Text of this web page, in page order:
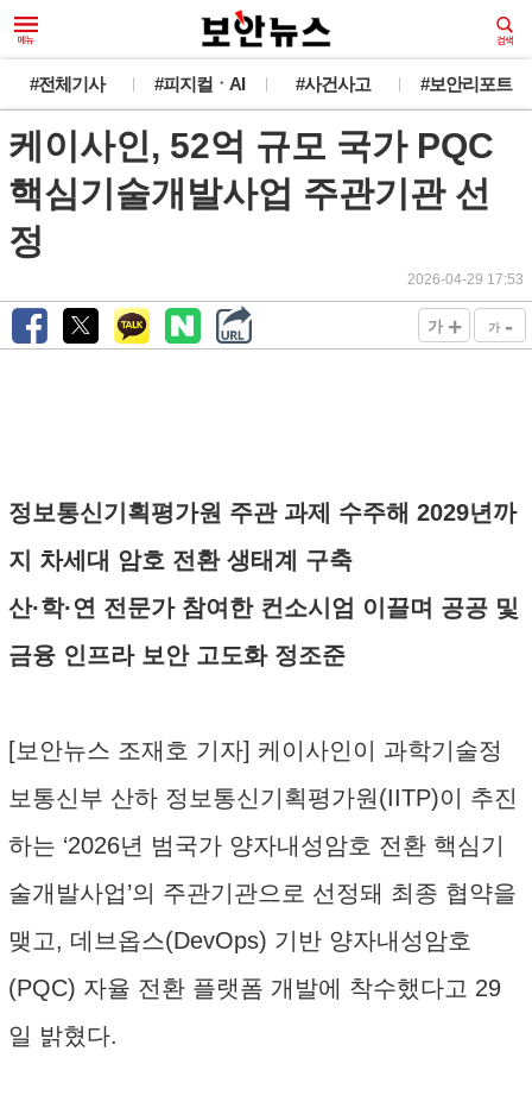
#전체기사 #피지컬ㆍAI #사건사고 #보안리포트
케이사인, 52억 규모 국가 PQC
핵심기술개발사업 주관기관 선
정
2026-04-29 17:53
가 + 가 -
정보통신기획평가원 주관 과제 수주해 2029년까
지 차세대 암호 전환 생태계 구축
산·학·연 전문가 참여한 컨소시엄 이끌며 공공 및
금융 인프라 보안 고도화 정조준
[보안뉴스 조재호 기자] 케이사인이 과학기술정
보통신부 산하 정보통신기획평가원(IITP)이 추진
하는 ‘2026년 범국가 양자내성암호 전환 핵심기
술개발사업’의 주관기관으로 선정돼 최종 협약을
맺고, 데브옵스(DevOps) 기반 양자내성암호
(PQC) 자율 전환 플랫폼 개발에 착수했다고 29
일 밝혔다.